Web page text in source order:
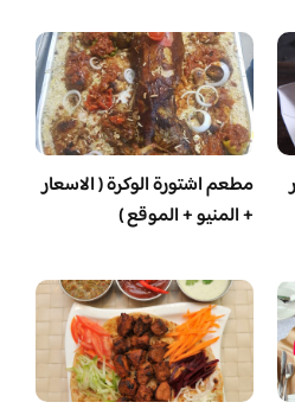
مطعم اشتورة الوكرة ( الاسعار
+ المنيو + الموقع )